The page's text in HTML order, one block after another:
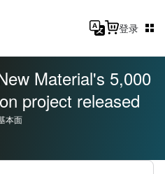
登录
Material's 5,000
project released
本面